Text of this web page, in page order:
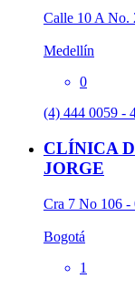
Calle 10 A No.
Medellín
0
(4) 444 0059 -
CLÍNICA
JORGE
Cra 7 No 106 -
Bogotá
1